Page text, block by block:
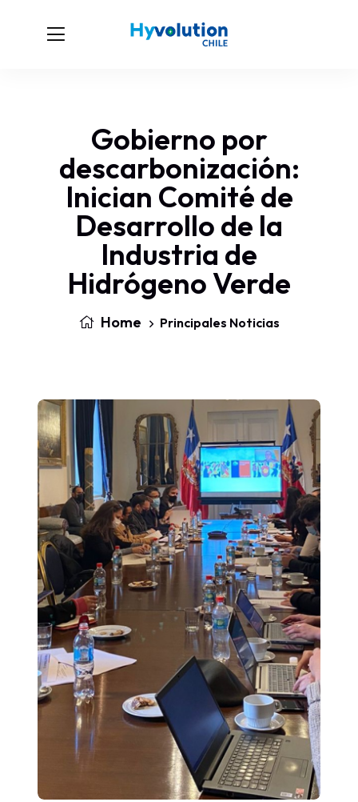
Gobierno por
descarbonización:
Inician Comité de
Desarrollo de la
Industria de
Hidrógeno Verde
Home Principales Noticias